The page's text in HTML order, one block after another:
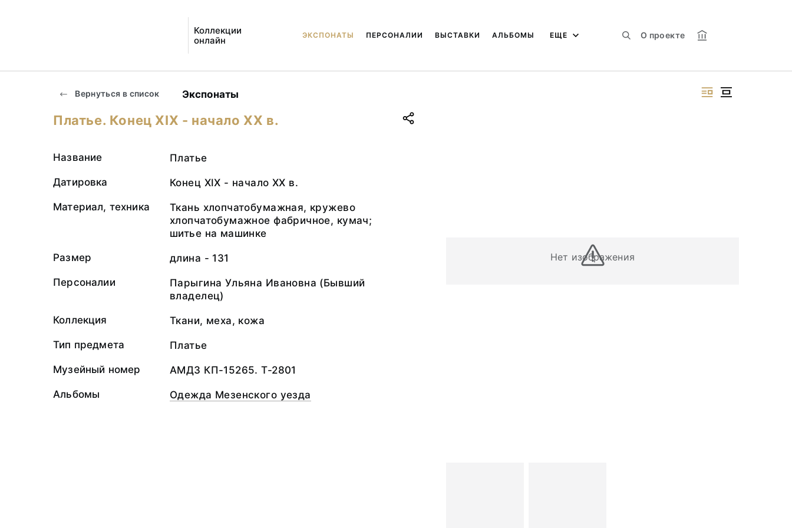
Коллекции
онлайн
О проекте
ЭКСПОНАТЫ ПЕРСОНАЛИИ ВЫСТАВКИ АЛЬБОМЫ ЕЩЕ
Вернуться в список Экспонаты
Нет изображения
Платье. Конец ХIХ - начало ХХ в.
Название Платье
Датировка Конец ХIХ - начало ХХ в.
Материал, техника
Ткань хлопчатобумажная, кружево
хлопчатобумажное фабричное, кумач;
шитье на машинке
Размер длина - 131
Персоналии
Парыгина Ульяна Ивановна (Бывший
владелец)
Коллекция Ткани, меха, кожа
Тип предмета Платье
Музейный номер АМДЗ КП-15265. Т-2801
Альбомы Одежда Мезенского уезда